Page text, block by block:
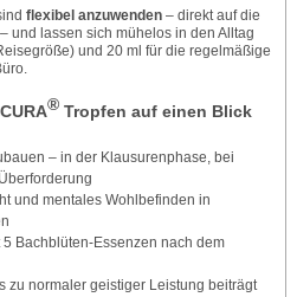
flexibel anzuwenden– direkt auf die
und lassen sich mühelos in den Alltag
und 20 ml für die regelmäßige
®Tropfen auf einen Blick
– in der Klausurenphase, bei
und mentales Wohlbefinden in
Bachblüten-Essenzen nach dem
zu normaler geistiger Leistung beiträgt